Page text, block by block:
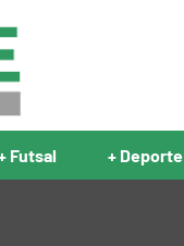
Futsal + Deporte